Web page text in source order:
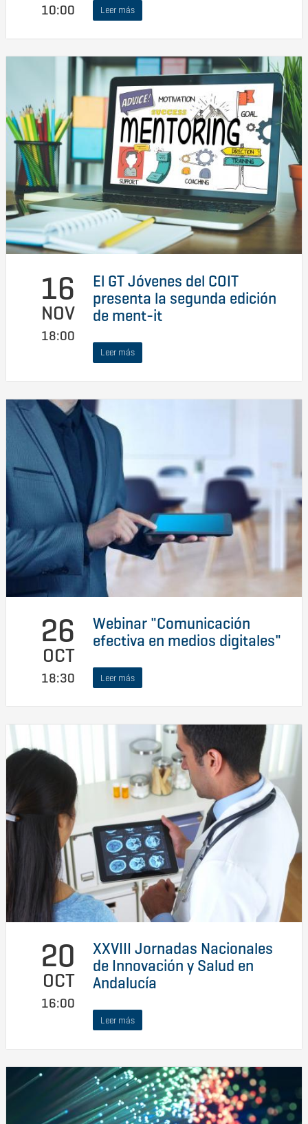
10:00 Leer más
16
NOV
18:00
El GT Jóvenes del COIT
presenta la segunda edición
de ment-it
Leer más
26
OCT
18:30
Webinar "Comunicación
efectiva en medios digitales"
Leer más
20
OCT
16:00
XXVIII Jornadas Nacionales
de Innovación y Salud en
Andalucía
Leer más